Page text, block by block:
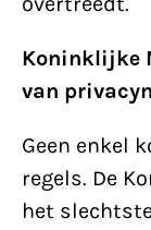
Koninklijke
van
Geen enkel
regels. De
het